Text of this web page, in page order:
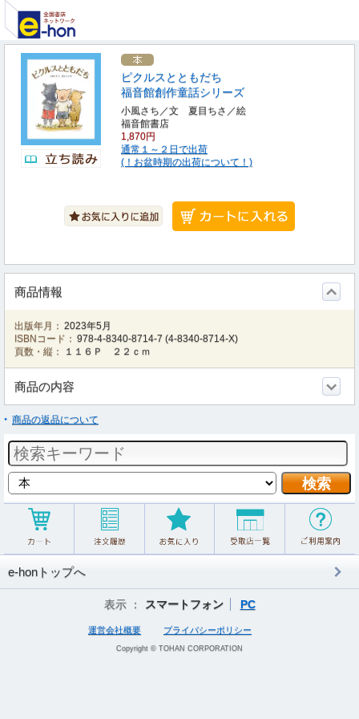
ピクルスとともだち
福音館創作童話シリーズ
小風さち／文 夏目ちさ／絵
福音館書店
1,870円
通常１～２日で出荷
(！お盆時期の出荷について！)
商品情報
出版年月： 2023年5月
ISBNコード： 978-4-8340-8714-7 (4-8340-8714-X)
頁数・縦：
１１６Ｐ ２２ｃｍ
商品の内容
商品の返品について
e-honトップへ
表示 ： スマートフォン PC
運営会社概要 プライバシーポリシー
Copyright © TOHAN CORPORATION